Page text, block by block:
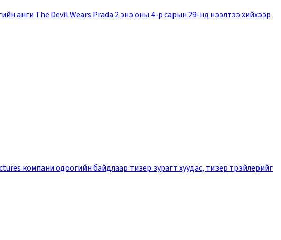
анги The Devil Wears Prada 2 энэ оны 4-р сарын 29-нд нээлтээ хийхээр
компани одоогийн байдлаар тизер зурагт хуудас, тизер трэйлерийг